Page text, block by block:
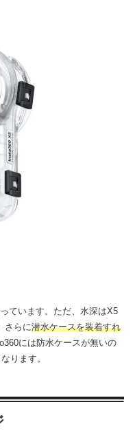
ています。ただ、水深はX5
さらに潜水ケースを装着すれ
には防水ケースが無いの
ります。